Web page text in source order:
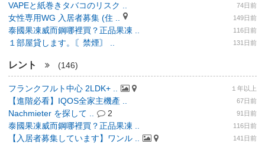
VAPEと紙巻きタバコのリスク .. 74日前
女性専用WG 入居者募集 (住 .. 149日前
泰國果凍威而鋼哪裡買？正品果凍 .. 116日前
１部屋貸します。〘禁煙〙 .. 131日前
レント (146)
フランクフルト中心 2LDK+ .. １年以上
【進階必看】IQOS全家主機產 .. 67日前
Nachmieter を探して .. 2 91日前
泰國果凍威而鋼哪裡買？正品果凍 .. 116日前
【入居者募集しています】ワンル .. 141日前